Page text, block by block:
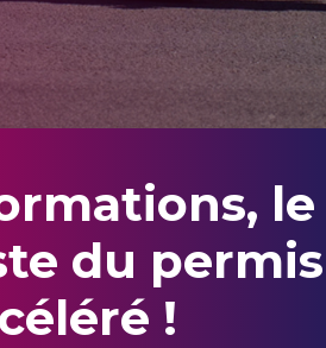
le
du permis
!